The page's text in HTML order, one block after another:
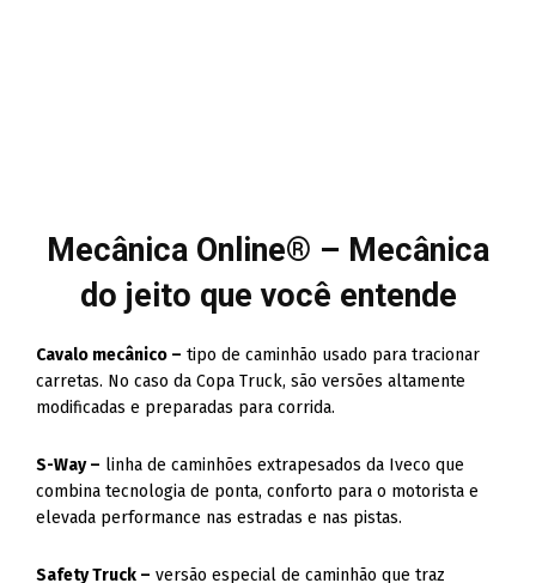
Mecânica Online® – Mecânica
do jeito que você entende
Cavalo mecânico – tipo de caminhão usado para tracionar
carretas. No caso da Copa Truck, são versões altamente
modificadas e preparadas para corrida.
S-Way – linha de caminhões extrapesados da Iveco que
combina tecnologia de ponta, conforto para o motorista e
elevada performance nas estradas e nas pistas.
Safety Truck – versão especial de caminhão que traz